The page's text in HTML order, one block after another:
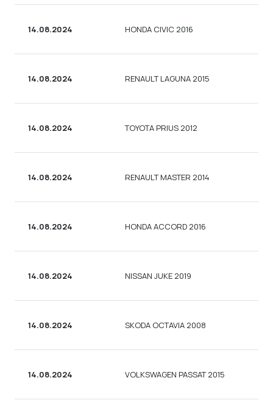
14.08.2024 HONDA CIVIC 2016
14.08.2024 RENAULT LAGUNA 2015
14.08.2024 TOYOTA PRIUS 2012
14.08.2024 RENAULT MASTER 2014
14.08.2024 HONDA ACCORD 2016
14.08.2024 NISSAN JUKE 2019
14.08.2024 SKODA OCTAVIA 2008
14.08.2024 VOLKSWAGEN PASSAT 2015